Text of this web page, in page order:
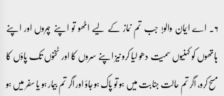
۶۔ اے ایمان والو! جب تم نماز کے لیے اٹھو تو اپنے چہروں اور اپنے
ہاتھوں کو کہنیوں سمیت دھو لیا کرو نیز اپنے سروں کا اور ٹخنوں تک پاؤں کا
مسح کرو، اگر تم حالت جنابت میں ہو تو پاک ہو جاؤ اور اگر تم بیمار ہو یا سفر میں ہو